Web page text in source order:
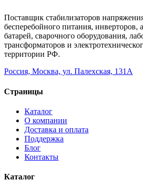
Поставщик стабилизаторов
бесперебойного питания, инверторов,
батарей, сварочного оборудования,
трансформаторов и
территории РФ.
Россия, Москва, ул. Палехская, 131А
Страницы
Каталог
О компании
Доставка и оплата
Поддержка
Блог
Контакты
Каталог